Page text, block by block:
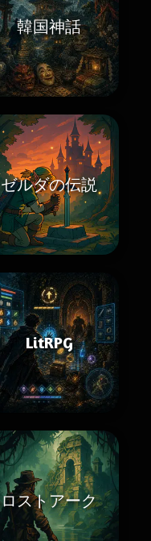
韓国神話
ゼルダの伝説
LitRPG
ロストアーク